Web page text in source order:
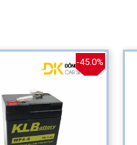
-45.0%